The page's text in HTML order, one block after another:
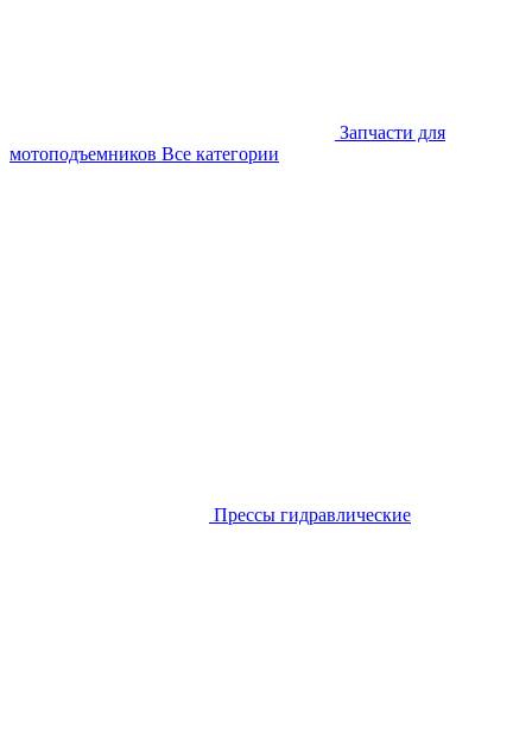
Запчасти для
мотоподъемников Все категории
Прессы гидравлические